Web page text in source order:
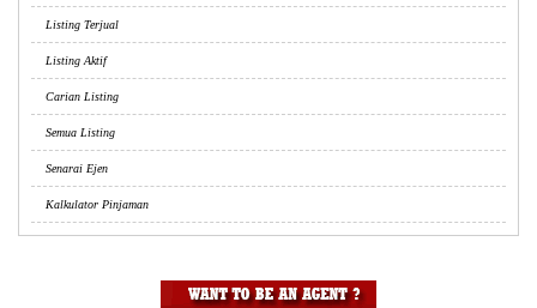
Listing Terjual
Listing Aktif
Carian Listing
Semua Listing
Senarai Ejen
Kalkulator Pinjaman